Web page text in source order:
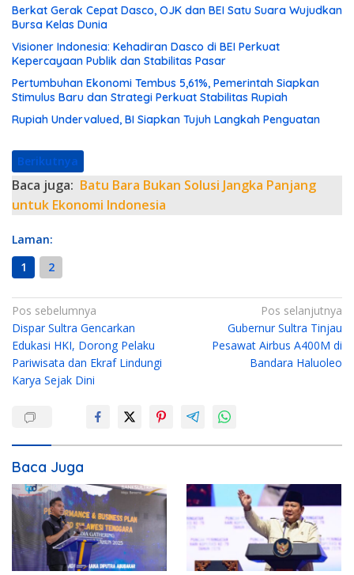
Berkat Gerak Cepat Dasco, OJK dan BEI Satu Suara Wujudkan
Bursa Kelas Dunia
Visioner Indonesia: Kehadiran Dasco di BEI Perkuat
Kepercayaan Publik dan Stabilitas Pasar
Pertumbuhan Ekonomi Tembus 5,61%, Pemerintah Siapkan
Stimulus Baru dan Strategi Perkuat Stabilitas Rupiah
Rupiah Undervalued, BI Siapkan Tujuh Langkah Penguatan
Berikutnya
Baca juga: Batu Bara Bukan Solusi Jangka Panjang
untuk Ekonomi Indonesia
Laman:
1
2
N
a
v
i
s
i
p
o
s
Pos sebelumnya
Dispar Sultra Gencarkan
Edukasi HKI, Dorong Pelaku
Pariwisata dan Ekraf Lindungi
Karya Sejak Dini
Pos selanjutnya
Gubernur Sultra Tinjau
Pesawat Airbus A400M di
Bandara Haluoleo
Baca Juga